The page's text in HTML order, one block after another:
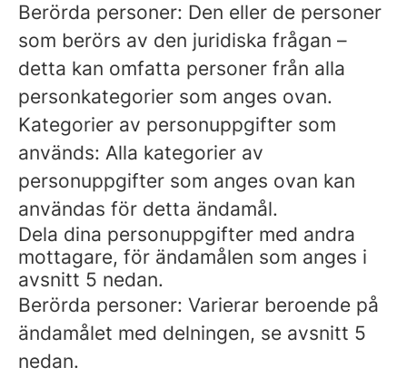
Berörda personer: Den eller de personer
som berörs av den juridiska frågan –
detta kan omfatta personer från alla
personkategorier som anges ovan.
Kategorier av personuppgifter som
används: Alla kategorier av
personuppgifter som anges ovan kan
användas för detta ändamål.
Dela dina personuppgifter med andra
mottagare, för ändamålen som anges i
avsnitt 5 nedan.
Berörda personer: Varierar beroende på
ändamålet med delningen, se avsnitt 5
nedan.